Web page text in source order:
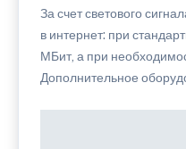
За счет светового
в интернет: при
МБит, а при
Дополнительное